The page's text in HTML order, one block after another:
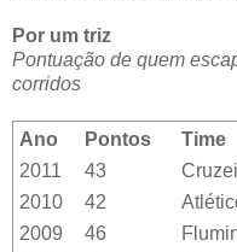
Por um triz
Pontuação de quem
corridos
Ano Pontos Time
2011
43
2010
42
2009
46